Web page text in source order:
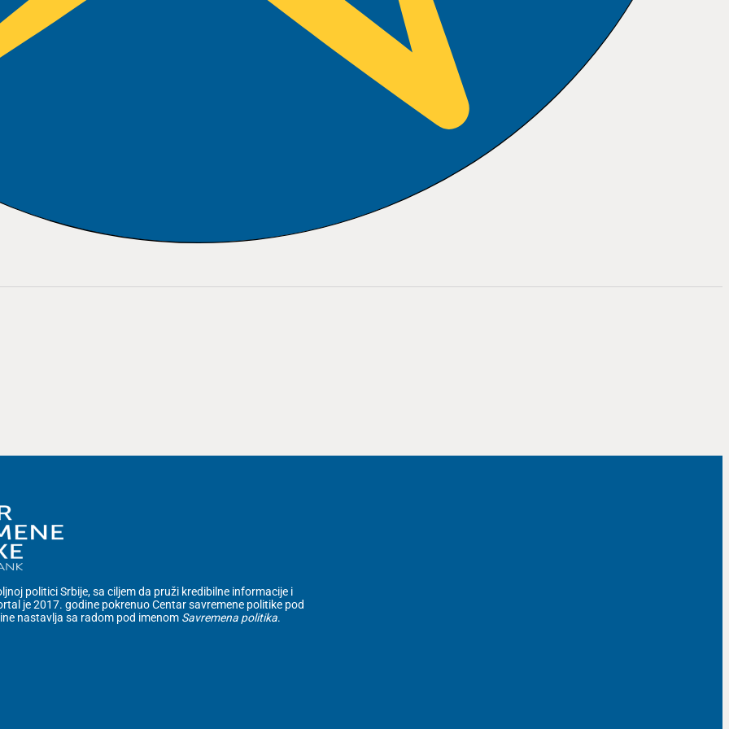
politici Srbije, sa ciljem da pruži kredibilne informacije i
je 2017. godine pokrenuo Centar savremene politike pod
nastavlja sa radom pod imenom Savremena politika.